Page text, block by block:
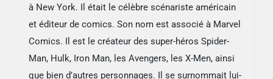
à New York. Il était le célèbre scénariste américain
et éditeur de comics. Son nom est associé à Marvel
Comics. Il est le créateur des super-héros Spider-
Man, Hulk, Iron Man, les Avengers, les X-Men, ainsi
que bien d’autres personnages. Il se surnommait lui-